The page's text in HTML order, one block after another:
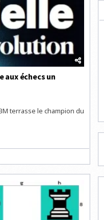
échecs un
terrasse le champion du